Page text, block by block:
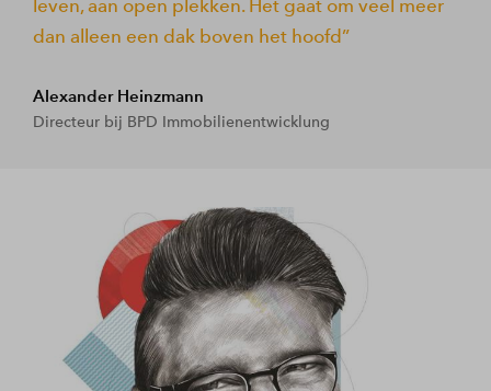
leven, aan open plekken. Het gaat om veel meer
dan alleen een dak boven het hoofd
Alexander Heinzmann
Directeur bij BPD Immobilienentwicklung